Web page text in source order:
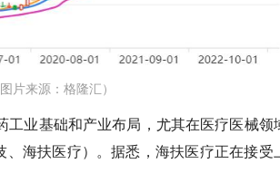
片来源：格隆汇）
业基础和产业布局，尤其在医疗医械领
海扶医疗）。据悉，海扶医疗正在接受